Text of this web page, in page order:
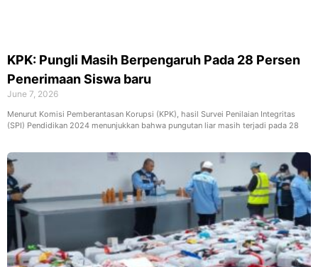
KPK: Pungli Masih Berpengaruh Pada 28 Persen
Penerimaan Siswa baru
June 7, 2026
Menurut Komisi Pemberantasan Korupsi (KPK), hasil Survei Penilaian Integritas
(SPI) Pendidikan 2024 menunjukkan bahwa pungutan liar masih terjadi pada 28